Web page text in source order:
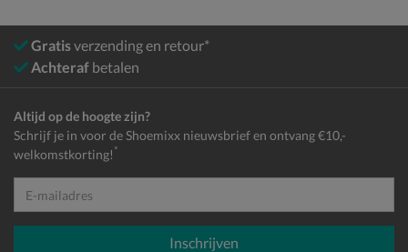
Gratisverzending en retour*
Achteraf betalen
Altijd op de hoogte zijn?
Schrijf je in voor de Shoemixx nieuwsbrief en ontvang €10,-
welkomstkorting! *
E-mailadres
Inschrijven